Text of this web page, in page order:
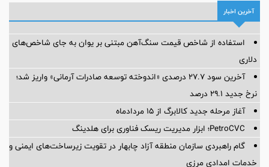
آخرین اخبار
استفاده از شاخص قیمت سنگ‌آهن مبتنی بر یوان به جای شاخص‌های
دلاری
آخرین سود ۲۷.۷ درصدی «اندوخته توسعه صادرات آرمانی» واریز شد؛
نرخ جدید ۲۹.۱ درصد
آغاز مرحله جدید کالابرگ از ۱۵ مردادماه
PetroCVC؛ ابزار مدیریت ریسک فناوری برای هلدینگ
گام راهبردی سازمان منطقه آزاد چابهار در تقویت زیرساخت‌های ایمنی و
خدمات امدادی مرزی